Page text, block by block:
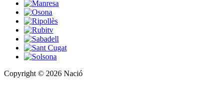
Copyright © 2026 Nació